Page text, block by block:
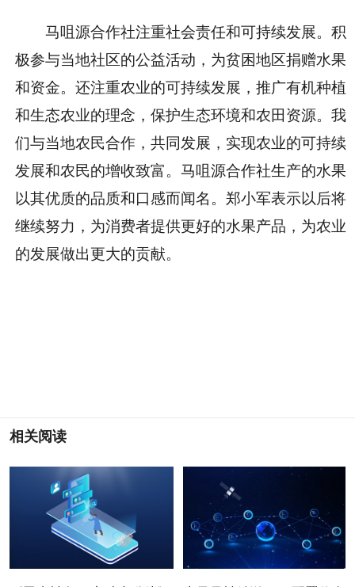
马咀源合作社注重社会责任和可持续发展。积
极参与当地社区的公益活动，为贫困地区捐赠水果
和资金。还注重农业的可持续发展，推广有机种植
和生态农业的理念，保护生态环境和农田资源。我
们与当地农民合作，共同发展，实现农业的可持续
发展和农民的增收致富。马咀源合作社生产的水果
以其优质的品质和口感而闻名。郑小军表示以后将
继续努力，为消费者提供更好的水果产品，为农业
的发展做出更大的贡献。
相关阅读